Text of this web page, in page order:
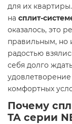
для их
на сплит-
оказалось, это
правильным, но
радостью
себя долго
комфортных
Почему
TA серии